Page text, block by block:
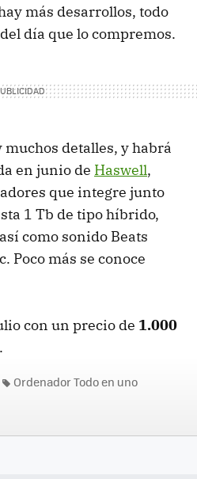
más desarrollos, todo
día que lo compremos.
detalles, y habrá
en junio de Haswell,
que integre junto
1 Tb de tipo híbrido,
como sonido Beats
Poco más se conoce
con un precio de 1.000
.
Ordenador Todo en uno